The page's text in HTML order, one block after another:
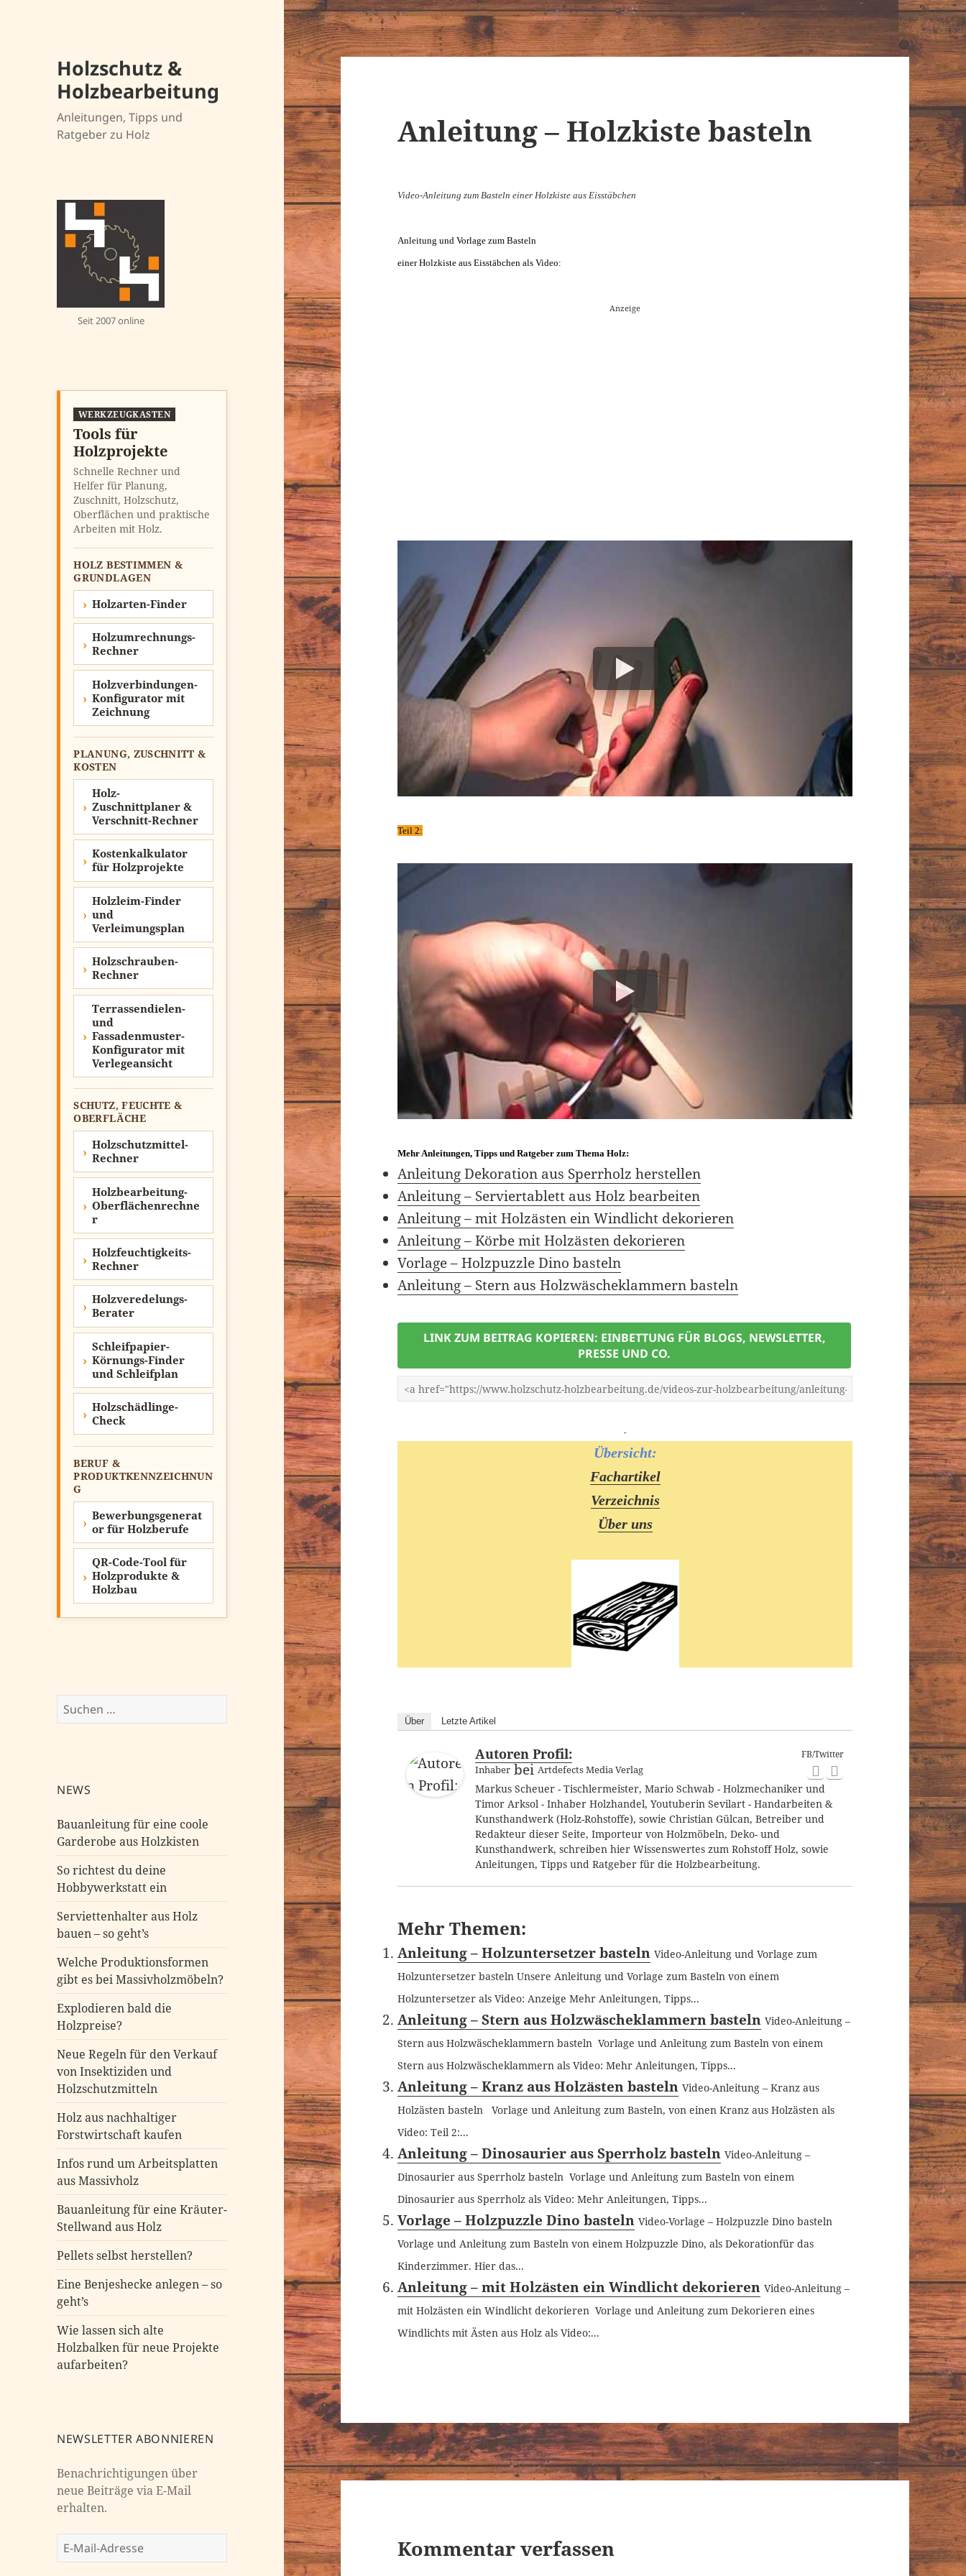
Holzschutz &
Holzbearbeitung
Anleitungen, Tipps und
Ratgeber zu Holz
Seit 2007 online
WERKZEUGKASTEN
Tools für
Holzprojekte
Schnelle Rechner und
Helfer für Planung,
Zuschnitt, Holzschutz,
Oberflächen und praktische
Arbeiten mit Holz.
HOLZ BESTIMMEN &
GRUNDLAGEN
Holzarten-Finder
Holzumrechnungs-
Rechner
Holzverbindungen-
Konfigurator mit
Zeichnung
PLANUNG, ZUSCHNITT &
KOSTEN
Holz-
Zuschnittplaner &
Verschnitt-Rechner
Kostenkalkulator
für Holzprojekte
Holzleim-Finder
und
Verleimungsplan
Holzschrauben-
Rechner
Terrassendielen-
und
Fassadenmuster-
Konfigurator mit
Verlegeansicht
SCHUTZ, FEUCHTE &
OBERFLÄCHE
Holzschutzmittel-
Rechner
Holzbearbeitung-
Oberflächenrechne
r
Holzfeuchtigkeits-
Rechner
Holzveredelungs-
Berater
Schleifpapier-
Körnungs-Finder
und Schleifplan
Holzschädlinge-
Check
BERUF &
PRODUKTKENNZEICHNUN
G
Bewerbungsgenerat
or für Holzberufe
QR-Code-Tool für
Holzprodukte &
Holzbau
Suchen
nach:
NEWS
Bauanleitung für eine coole
Garderobe aus Holzkisten
So richtest du deine
Hobbywerkstatt ein
Serviettenhalter aus Holz
bauen – so geht’s
Welche Produktionsformen
gibt es bei Massivholzmöbeln?
Explodieren bald die
Holzpreise?
Neue Regeln für den Verkauf
von Insektiziden und
Holzschutzmitteln
Holz aus nachhaltiger
Forstwirtschaft kaufen
Infos rund um Arbeitsplatten
aus Massivholz
Bauanleitung für eine Kräuter-
Stellwand aus Holz
Pellets selbst herstellen?
Eine Benjeshecke anlegen – so
geht’s
Wie lassen sich alte
Holzbalken für neue Projekte
aufarbeiten?
NEWSLETTER ABONNIEREN
Benachrichtigungen über
neue Beiträge via E-Mail
erhalten.
E-
Mail-
Anleitung – Holzkiste basteln
Video-Anleitung zum Basteln einer Holzkiste aus Eisstäbchen
Anleitung und Vorlage zum Basteln
einer Holzkiste aus Eisstäbchen als Video:
Anzeige
Teil 2:
Mehr Anleitungen, Tipps und Ratgeber zum Thema Holz:
Anleitung Dekoration aus Sperrholz herstellen
Anleitung – Serviertablett aus Holz bearbeiten
Anleitung – mit Holzästen ein Windlicht dekorieren
Anleitung – Körbe mit Holzästen dekorieren
Vorlage – Holzpuzzle Dino basteln
Anleitung – Stern aus Holzwäscheklammern basteln
LINK ZUM BEITRAG KOPIEREN: EINBETTUNG FÜR BLOGS, NEWSLETTER,
PRESSE UND CO.
-
Übersicht:
Fachartikel
Verzeichnis
Über uns
Über Letzte Artikel
FB/Twitter
Autoren Profil:
Inhaber beiArtdefects Media Verlag
Markus Scheuer - Tischlermeister, Mario Schwab - Holzmechaniker und
Timor Arksol - Inhaber Holzhandel, Youtuberin Sevilart - Handarbeiten &
Kunsthandwerk (Holz-Rohstoffe), sowie Christian Gülcan, Betreiber und
Redakteur dieser Seite, Importeur von Holzmöbeln, Deko- und
Kunsthandwerk, schreiben hier Wissenswertes zum Rohstoff Holz, sowie
Anleitungen, Tipps und Ratgeber für die Holzbearbeitung.
Mehr Themen:
Anleitung – Holzuntersetzer basteln Video-Anleitung und Vorlage zum
Holzuntersetzer basteln Unsere Anleitung und Vorlage zum Basteln von einem
Holzuntersetzer als Video: Anzeige Mehr Anleitungen, Tipps...
Anleitung – Stern aus Holzwäscheklammern basteln Video-Anleitung –
Stern aus Holzwäscheklammern basteln Vorlage und Anleitung zum Basteln von einem
Stern aus Holzwäscheklammern als Video: Mehr Anleitungen, Tipps...
Anleitung – Kranz aus Holzästen basteln Video-Anleitung – Kranz aus
Holzästen basteln Vorlage und Anleitung zum Basteln, von einen Kranz aus Holzästen als
Video: Teil 2:...
Anleitung – Dinosaurier aus Sperrholz basteln Video-Anleitung –
Dinosaurier aus Sperrholz basteln Vorlage und Anleitung zum Basteln von einem
Dinosaurier aus Sperrholz als Video: Mehr Anleitungen, Tipps...
Vorlage – Holzpuzzle Dino basteln Video-Vorlage – Holzpuzzle Dino basteln
Vorlage und Anleitung zum Basteln von einem Holzpuzzle Dino, als Dekorationfür das
Kinderzimmer. Hier das...
Anleitung – mit Holzästen ein Windlicht dekorieren Video-Anleitung –
mit Holzästen ein Windlicht dekorieren Vorlage und Anleitung zum Dekorieren eines
Windlichts mit Ästen aus Holz als Video:...
Kommentar verfassen